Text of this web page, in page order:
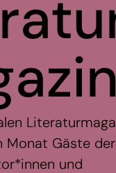
Monat Gäste
und